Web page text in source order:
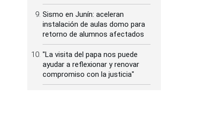
Sismo en Junín: aceleran
instalación de aulas domo para
retorno de alumnos afectados
"La visita del papa nos puede
ayudar a reflexionar y renovar
compromiso con la justicia"